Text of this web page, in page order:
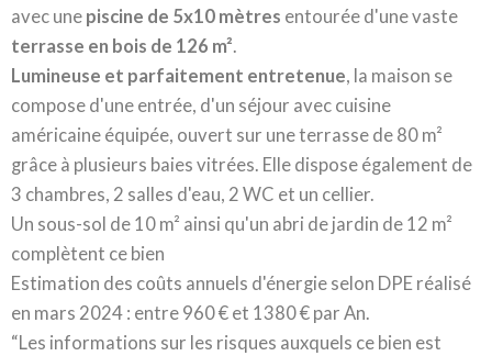
avec une piscine de 5x10 mètres entourée d'une vaste
terrasse en bois de 126 m².
Lumineuse et parfaitement entretenue, la maison se
compose d'une entrée, d'un séjour avec cuisine
américaine équipée, ouvert sur une terrasse de 80 m²
grâce à plusieurs baies vitrées. Elle dispose également de
3 chambres, 2 salles d'eau, 2 WC et un cellier.
Un sous-sol de 10 m² ainsi qu'un abri de jardin de 12 m²
complètent ce bien
Estimation des coûts annuels d'énergie selon DPE réalisé
en mars 2024 : entre 960 € et 1380 € par An.
“Les informations sur les risques auxquels ce bien est